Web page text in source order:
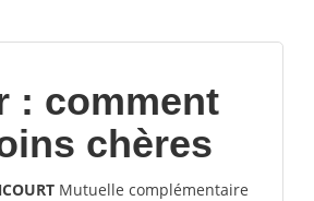
: comment
chères
Mutuelle complémentaire